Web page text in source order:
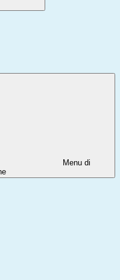
Menu di